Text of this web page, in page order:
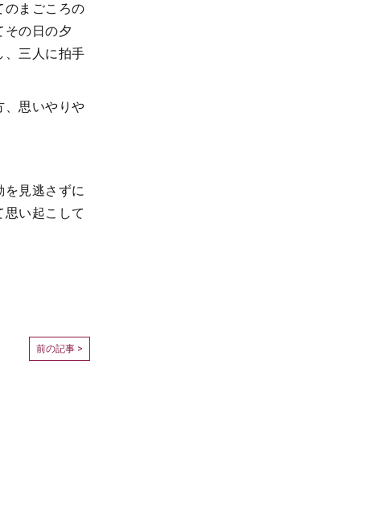
のまごころの
その日の夕
、三人に拍手
、思いやりや
を見逃さずに
い起こして
前の記事 >